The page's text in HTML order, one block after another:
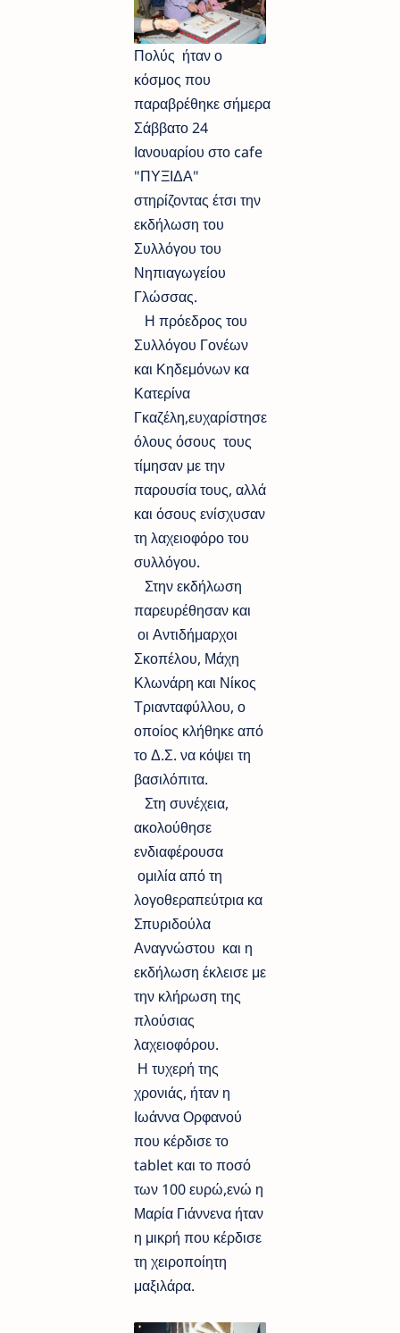
Πολύς ήταν ο
κόσμος που
παραβρέθηκε σήμερα
Σάββατο 24
Ιανουαρίου στο cafe
"ΠΥΞΙΔΑ"
στηρίζοντας έτσι την
εκδήλωση του
Συλλόγου του
Νηπιαγωγείου
Γλώσσας.
Η πρόεδρος του
Συλλόγου Γονέων
και Κηδεμόνων κα
Κατερίνα
Γκαζέλη,ευχαρίστησε
όλους όσους τους
τίμησαν με την
παρουσία τους, αλλά
και όσους ενίσχυσαν
τη λαχειοφόρο του
συλλόγου.
Στην εκδήλωση
παρευρέθησαν και
οι Αντιδήμαρχοι
Σκοπέλου, Μάχη
Κλωνάρη και Νίκος
Τριανταφύλλου, ο
οποίος κλήθηκε από
το Δ.Σ. να κόψει τη
βασιλόπιτα.
Στη συνέχεια,
ακολούθησε
ενδιαφέρουσα
ομιλία από τη
λογοθεραπεύτρια κα
Σπυριδούλα
Αναγνώστου και η
εκδήλωση έκλεισε με
την κλήρωση της
πλούσιας
λαχειοφόρου.
Η τυχερή της
χρονιάς, ήταν η
Ιωάννα Ορφανού
που κέρδισε το
tablet και το ποσό
των 100 ευρώ,ενώ η
Μαρία Γιάννενα ήταν
η μικρή που κέρδισε
τη χειροποίητη
μαξιλάρα.